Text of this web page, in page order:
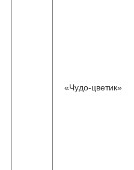
«Чудо-цветик»